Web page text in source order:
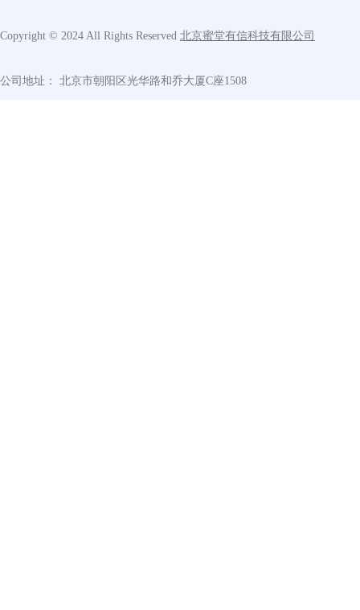
Copyright © 2024 All Rights Reserved 北京蜜堂有信科技有限公司
公司地址： 北京市朝阳区光华路和乔大厦C座1508